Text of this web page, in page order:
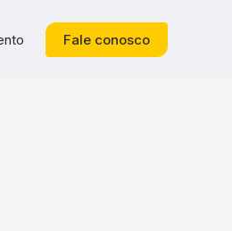
Fale conosco